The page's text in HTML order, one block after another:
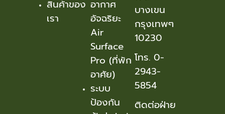
สินค้าของ
เรา
อากาศ
อัจฉริยะ
Air
Surface
Pro (ที่พัก
อาศัย)
ระบบ
ป้องกัน
บางเขน
กรุงเทพๆ
10230
โทร. 0-
2943-
5854
ติดต่อฝ่าย